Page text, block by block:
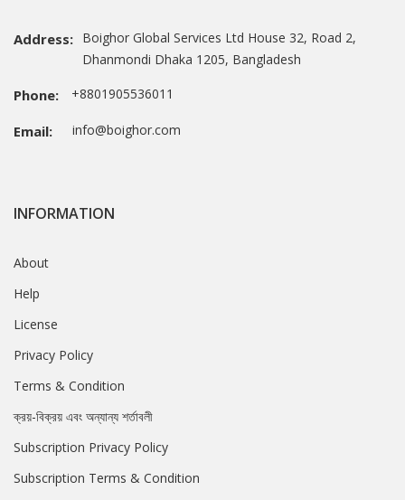
Address: Boighor Global Services Ltd House 32, Road 2,
Dhanmondi Dhaka 1205, Bangladesh
Phone: +8801905536011
Email: info@boighor.com
INFORMATION
About
Help
License
Privacy Policy
Terms & Condition
ক্রয়-বিক্রয় এবং অন্যান্য শর্তাবলী
Subscription Privacy Policy
Subscription Terms & Condition